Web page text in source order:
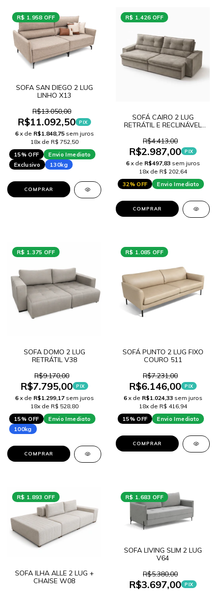
R$ 1.958 OFF
SOFA SAN DIEGO 2 LUG
LINHO X13
R$13.050,00
R$11.092,50 PIX
6 x de R$1.848,75 sem juros
18x de R$ 752,50
15% OFF
Envio Imediato
Exclusivo
130kg
COMPRAR
R$ 1.426 OFF
SOFÁ CAIRO 2 LUG
RETRÁTIL E RECLINÁVEL
R$4.413,00
R$2.987,00 PIX
6 x de R$497,83 sem juros
18x de R$ 202,64
32% OFF
Envio Imediato
COMPRAR
R$ 1.375 OFF
SOFA DOMO 2 LUG
RETRÁTIL V38
R$9.170,00
R$7.795,00 PIX
6 x de R$1.299,17 sem juros
18x de R$ 528,80
15% OFF
Envio Imediato
100kg
COMPRAR
R$ 1.085 OFF
SOFÁ PUNTO 2 LUG FIXO
COURO 511
R$7.231,00
R$6.146,00 PIX
6 x de R$1.024,33 sem juros
18x de R$ 416,94
15% OFF
Envio Imediato
COMPRAR
R$ 1.893 OFF
SOFA ILHA ALLE 2 LUG +
CHAISE W08
R$ 1.683 OFF
SOFA LIVING SLIM 2 LUG
V64
R$5.380,00
R$3.697,00 PIX